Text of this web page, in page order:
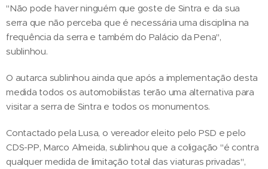
"Não pode haver ninguém que goste de Sintra e da sua
serra que não perceba que é necessária uma disciplina na
frequência da serra e também do Palácio da Pena",
sublinhou.
O autarca sublinhou ainda que após a implementação desta
medida todos os automobilistas terão uma alternativa para
visitar a serra de Sintra e todos os monumentos.
Contactado pela Lusa, o vereador eleito pelo PSD e pelo
CDS-PP, Marco Almeida, sublinhou que a coligação "é contra
qualquer medida de limitação total das viaturas privadas",